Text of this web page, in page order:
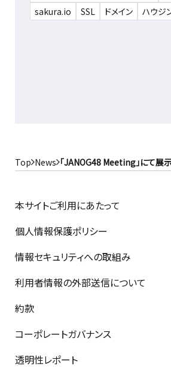
sakura.io
SSL ドメイン ハウジ
Top News 「JANOG48 Meeting」にて展
本サイトご利用にあたって
個人情報保護ポリシー
情報セキュリティへの取組み
利用者情報の外部送信について
約款
コーポレートガバナンス
透明性レポート